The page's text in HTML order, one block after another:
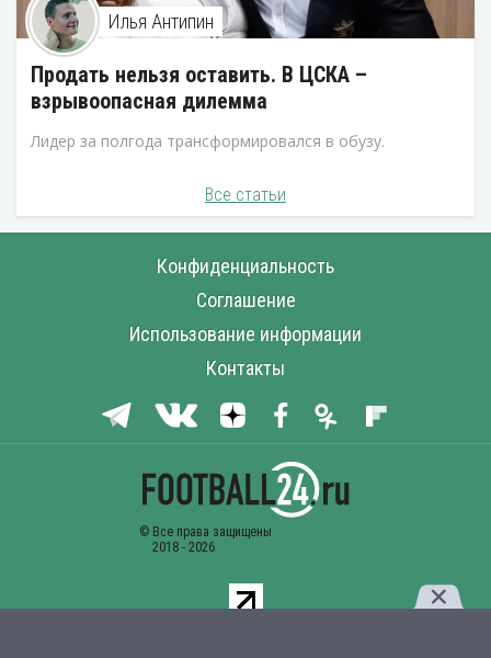
Илья Антипин
Продать нельзя оставить. В ЦСКА –
взрывоопасная дилемма
Лидер за полгода трансформировался в обузу.
Все статьи
Конфиденциальность
Соглашение
Использование информации
Контакты